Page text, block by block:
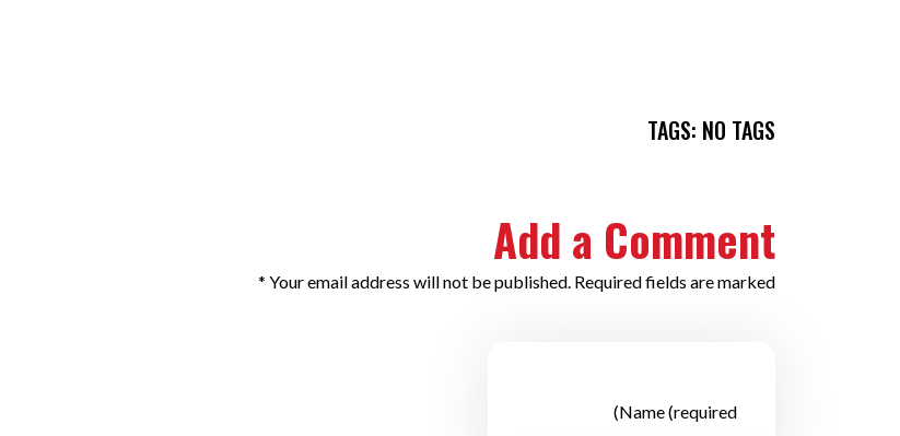
TAGS: NO TAGS
Add a Comment
Your email address will not be published. Required fields are marked *